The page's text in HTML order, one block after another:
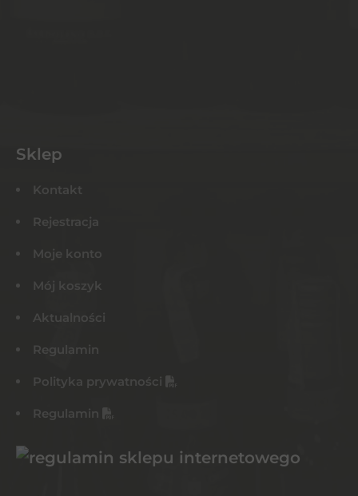
Sklep
Kontakt
Rejestracja
Moje konto
Mój koszyk
Aktualności
Regulamin
Polityka prywatności
Regulamin